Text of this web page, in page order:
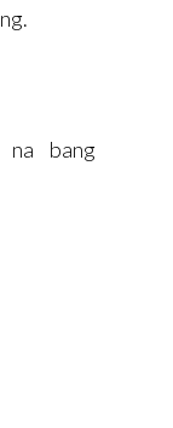
na bang